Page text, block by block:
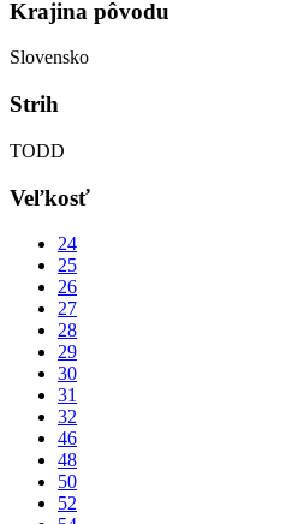
Krajina pôvodu
Slovensko
Strih
TODD
Veľkosť
24
25
26
27
28
29
30
31
32
46
48
50
52